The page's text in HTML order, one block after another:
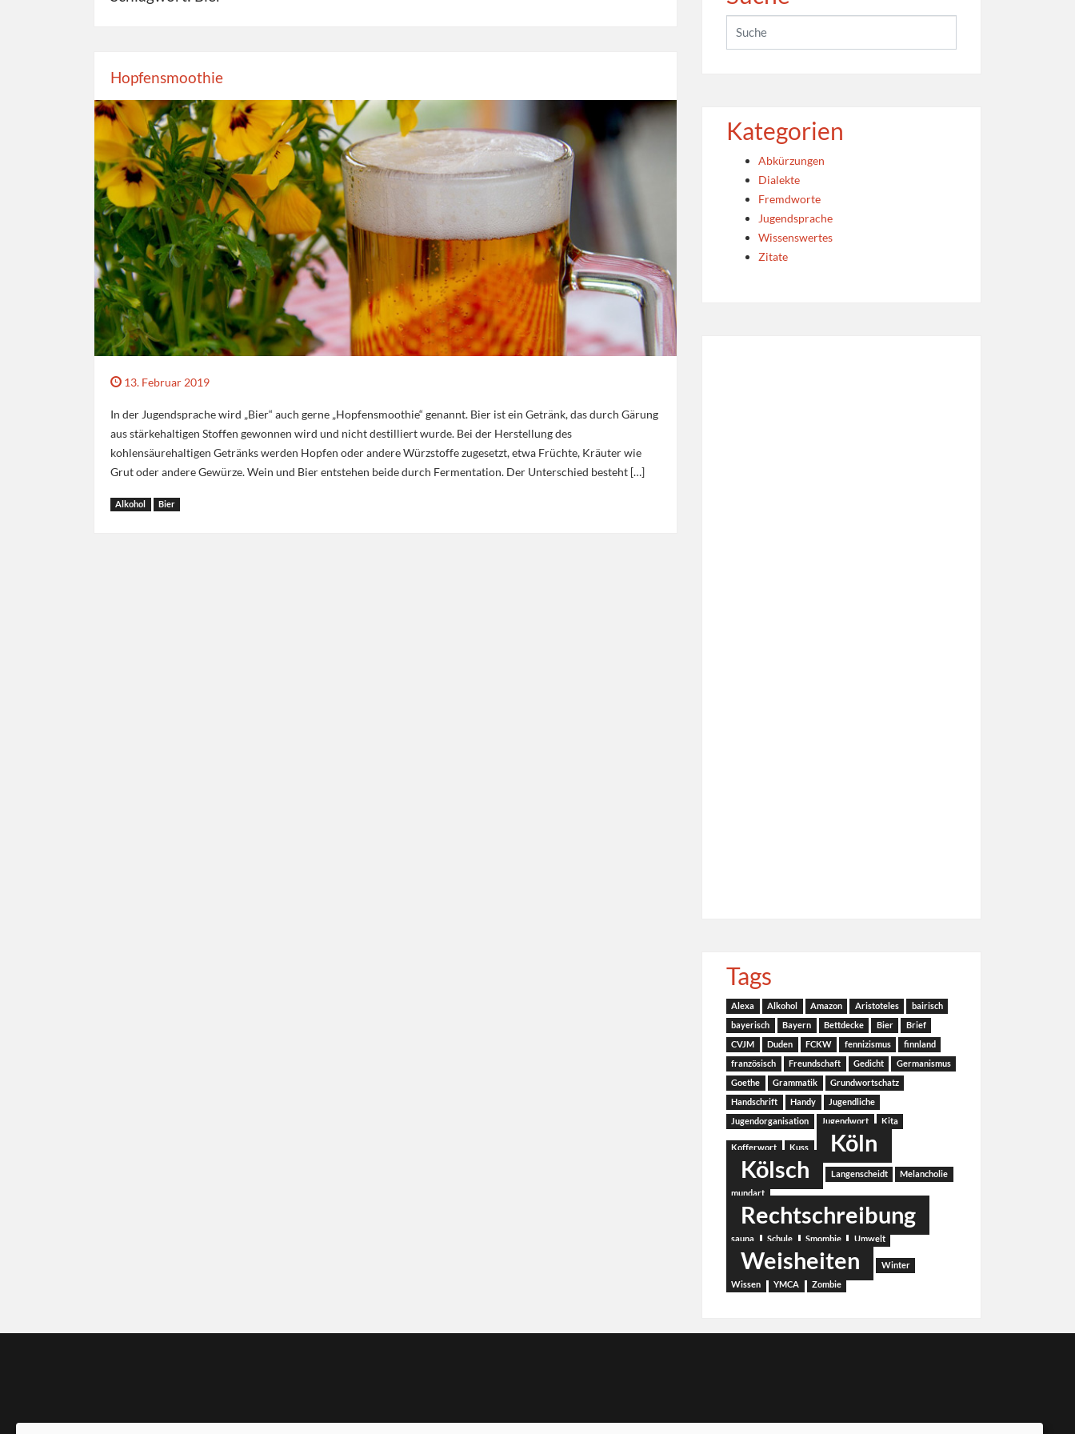
Hopfensmoothie
13. Februar 2019
In der Jugendsprache wird „Bier“ auch gerne „Hopfensmoothie“ genannt. Bier ist ein Getränk, das durch Gärung
aus stärkehaltigen Stoffen gewonnen wird und nicht destilliert wurde. Bei der Herstellung des
kohlensäurehaltigen Getränks werden Hopfen oder andere Würzstoffe zugesetzt, etwa Früchte, Kräuter wie
Grut oder andere Gewürze. Wein und Bier entstehen beide durch Fermentation. Der Unterschied besteht […]
Alkohol Bier
Kategorien
Abkürzungen
Dialekte
Fremdworte
Jugendsprache
Wissenswertes
Zitate
Tags
Alexa Alkohol Amazon Aristoteles
bairisch
bayerisch
Bayern Bettdecke Bier
Brief
CVJM
Duden FCKW fennizismus
finnland
französisch
Freundschaft Gedicht
Germanismus
Goethe
Grammatik
Grundwortschatz
Handschrift
Handy
Jugendliche
Jugendorganisation
Jugendwort Kita
Kofferwort Kuss
Köln
Kölsch
Langenscheidt
Melancholie
mundart
Rechtschreibung
sauna Schule Smombie Umwelt
Weisheiten
Winter
Wissen
YMCA Zombie